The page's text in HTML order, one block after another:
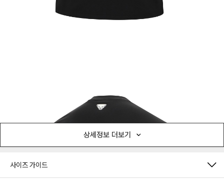
상세정보 더보기
사이즈 가이드